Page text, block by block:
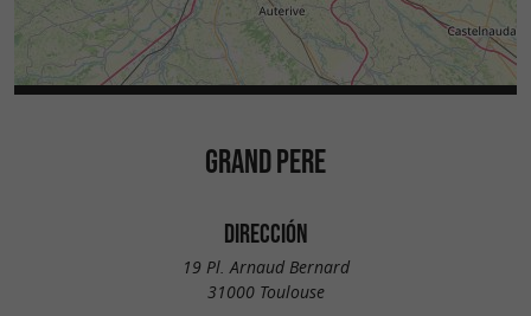
GRAND PERE
DIRECCIÓN
19 Pl. Arnaud Bernard
31000 Toulouse